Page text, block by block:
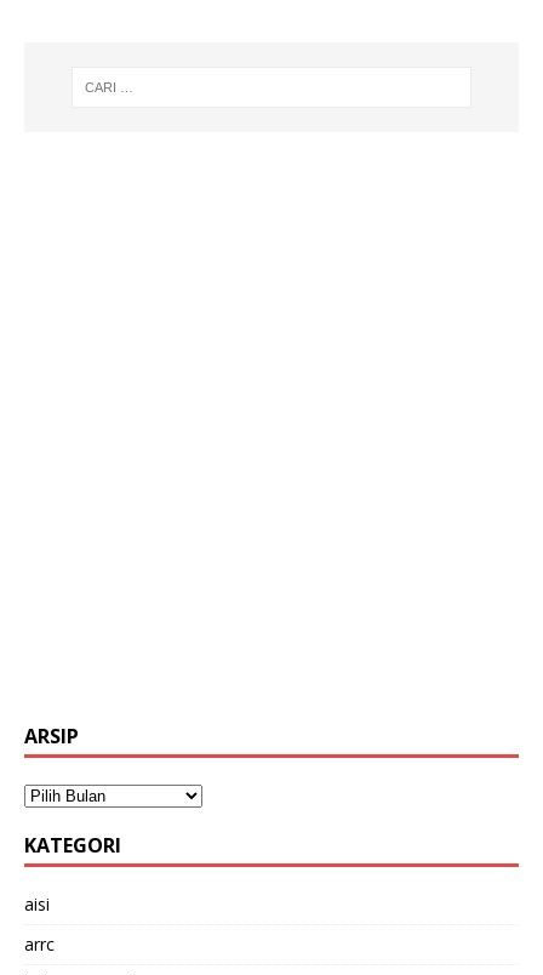
ARSIP
KATEGORI
aisi
arrc